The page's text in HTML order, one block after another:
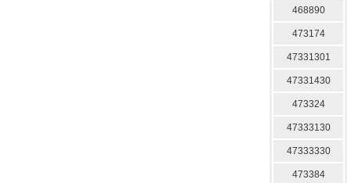
468890
473174
47331301
47331430
473324
47333130
47333330
473384